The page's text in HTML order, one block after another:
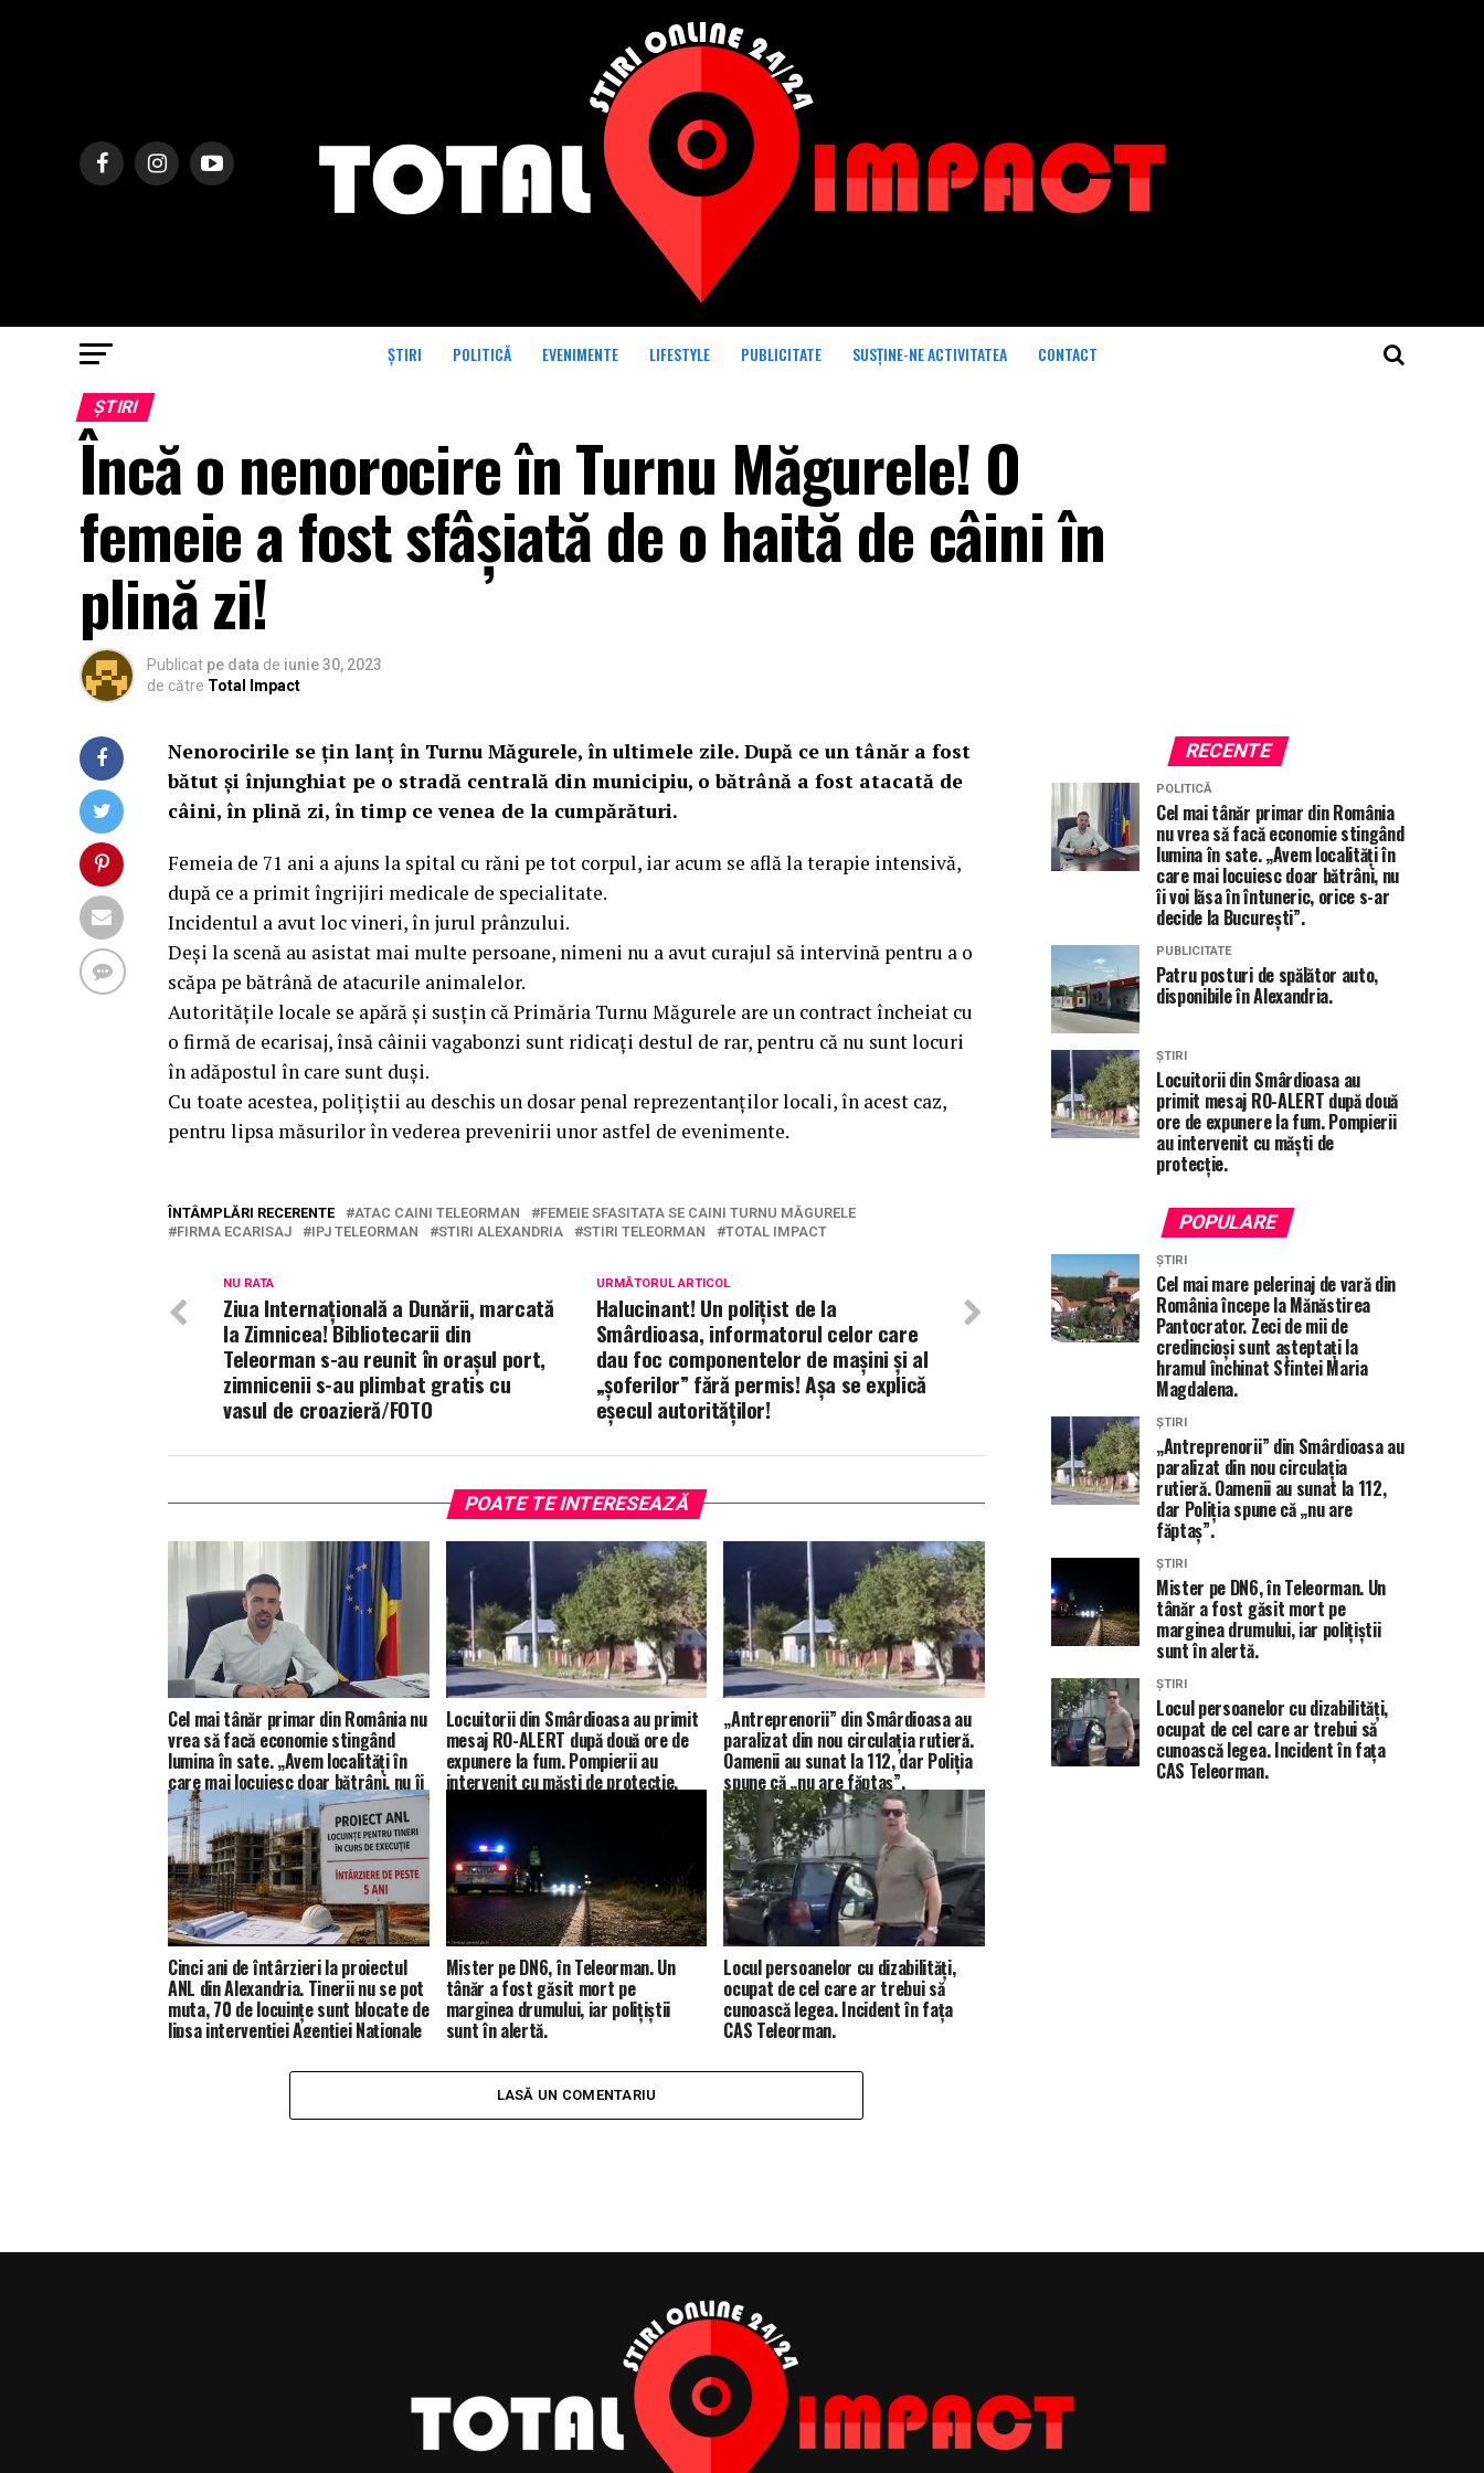
ȘTIRI POLITICĂ EVENIMENTE LIFESTYLE PUBLICITATE SUSȚINE-NE ACTIVITATEA CONTACT
ȘTIRI
Încă o nenorocire în Turnu Măgurele! O
femeie a fost sfâșiată de o haită de câini în
plină zi!
Publicat pe data de iunie 30, 2023
de către Total Impact
Nenorocirile se țin lanț în Turnu Măgurele, în ultimele zile. După ce un tânăr a fost
bătut și înjunghiat pe o stradă centrală din municipiu, o bătrână a fost atacată de
câini, în plină zi, în timp ce venea de la cumpărături.
Femeia de 71 ani a ajuns la spital cu răni pe tot corpul, iar acum se află la terapie intensivă,
după ce a primit îngrijiri medicale de specialitate.
Incidentul a avut loc vineri, în jurul prânzului.
Deși la scenă au asistat mai multe persoane, nimeni nu a avut curajul să intervină pentru a o
scăpa pe bătrână de atacurile animalelor.
Autoritățile locale se apără și susțin că Primăria Turnu Măgurele are un contract încheiat cu
o firmă de ecarisaj, însă câinii vagabonzi sunt ridicați destul de rar, pentru că nu sunt locuri
în adăpostul în care sunt duși.
Cu toate acestea, polițiștii au deschis un dosar penal reprezentanților locali, în acest caz,
pentru lipsa măsurilor în vederea prevenirii unor astfel de evenimente.
ÎNTÂMPLĂRI RECERENTE ATAC CAINI TELEORMAN
FEMEIE SFASITATA SE CAINI TURNU MĂGURELE
FIRMA ECARISAJ
IPJ TELEORMAN STIRI ALEXANDRIA STIRI TELEORMAN TOTAL IMPACT
URMĂTORUL ARTICOL
Halucinant! Un polițist de la
Smârdioasa, informatorul celor care
dau foc componentelor de mașini și al
„șoferilor” fără permis! Așa se explică
eșecul autorităților!
NU RATA
Ziua Internațională a Dunării, marcată
la Zimnicea! Bibliotecarii din
Teleorman s-au reunit în orașul port,
zimnicenii s-au plimbat gratis cu
vasul de croazieră/FOTO
POATE TE INTERESEAZĂ
Cel mai tânăr primar din România nu
vrea să facă economie stingând
lumina în sate. „Avem localități în
care mai locuiesc doar bătrâni, nu îi
voi lăsa în întuneric, orice s-ar
decide la București”.
Locuitorii din Smârdioasa au primit
mesaj RO-ALERT după două ore de
expunere la fum. Pompierii au
intervenit cu măști de protecție.
„Antreprenorii” din Smârdioasa au
paralizat din nou circulația rutieră.
Oamenii au sunat la 112, dar Poliția
spune că „nu are făptaș”.
Cinci ani de întârzieri la proiectul
ANL din Alexandria. Tinerii nu se pot
muta, 70 de locuințe sunt blocate de
lipsa intervenției Agenției Naționale
Mister pe DN6, în Teleorman. Un
tânăr a fost găsit mort pe
marginea drumului, iar polițiștii
sunt în alertă.
Locul persoanelor cu dizabilități,
ocupat de cel care ar trebui să
cunoască legea. Incident în fața
CAS Teleorman.
LASĂ UN COMENTARIU
RECENTE
POLITICĂ
Cel mai tânăr primar din România
nu vrea să facă economie stingând
lumina în sate. „Avem localități în
care mai locuiesc doar bătrâni, nu
îi voi lăsa în întuneric, orice s-ar
decide la București”.
PUBLICITATE
Patru posturi de spălător auto,
disponibile în Alexandria.
ȘTIRI
Locuitorii din Smârdioasa au
primit mesaj RO-ALERT după două
ore de expunere la fum. Pompierii
au intervenit cu măști de
protecție.
POPULARE
ȘTIRI
Cel mai mare pelerinaj de vară din
România începe la Mănăstirea
Pantocrator. Zeci de mii de
credincioși sunt așteptați la
hramul închinat Sfintei Maria
Magdalena.
ȘTIRI
„Antreprenorii” din Smârdioasa au
paralizat din nou circulația
rutieră. Oamenii au sunat la 112,
dar Poliția spune că „nu are
făptaș”.
ȘTIRI
Mister pe DN6, în Teleorman. Un
tânăr a fost găsit mort pe
marginea drumului, iar polițiștii
sunt în alertă.
ȘTIRI
Locul persoanelor cu dizabilități,
ocupat de cel care ar trebui să
cunoască legea. Incident în fața
CAS Teleorman.